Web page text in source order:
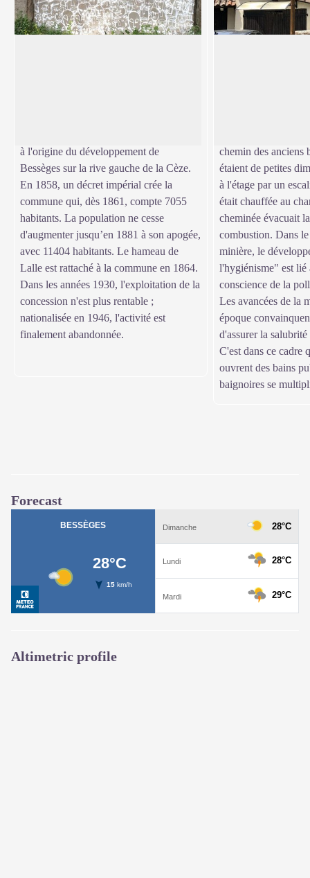
à l'origine du développement de
Bessèges sur la rive gauche de la Cèze.
En 1858, un décret impérial crée la
commune qui, dès 1861, compte 7055
habitants. La population ne cesse
d'augmenter jusqu’en 1881 à son apogée,
avec 11404 habitants. Le hameau de
Lalle est rattaché à la commune en 1864.
Dans les années 1930, l'exploitation de la
concession n'est plus rentable ;
nationalisée en 1946, l'activité est
finalement abandonnée.
chemin des anciens
étaient de petites
à l'étage par un
était chauffée au
cheminée évacuait
combustion. Dans
minière, le
l'hygiénisme" est lié
conscience de la
Les avancées de la
époque
d'assurer la
C'est dans ce cadre
ouvrent des bains
baignoires se
Forecast
Altimetric profile